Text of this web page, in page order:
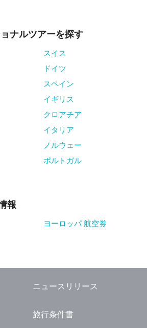
ナルツアーを探す
スイス
ドイツ
スペイン
イギリス
クロアチア
イタリア
ノルウェー
ポルトガル
報
ヨーロッパ 航空券
ニュースリリース
旅行条件書